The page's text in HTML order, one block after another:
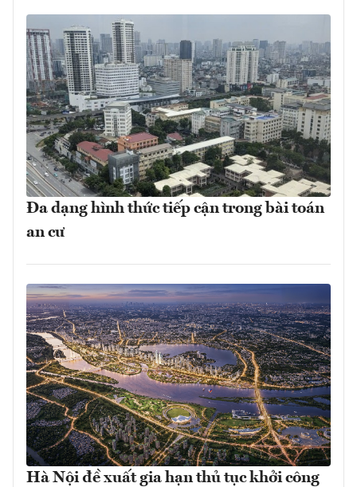
Đa dạng hình thức tiếp cận trong bài toán
an cư
Hà Nội đề xuất gia hạn thủ tục khởi công